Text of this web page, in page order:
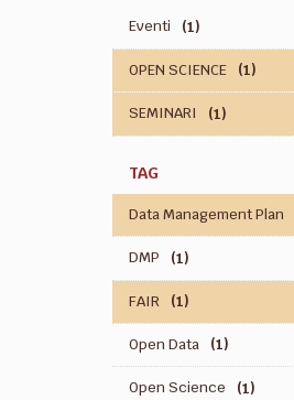
Eventi (1)
OPEN SCIENCE (1)
SEMINARI (1)
TAG
Data Management Plan
DMP (1)
FAIR (1)
Open Data (1)
Open Science (1)